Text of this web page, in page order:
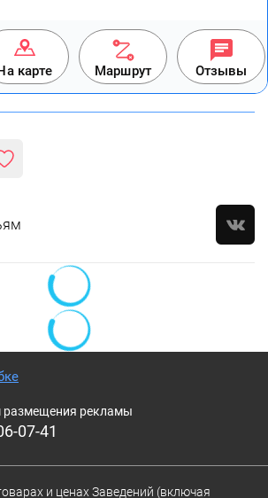
карте Маршрут Отзывы
размещения рекламы
07-41
и ценах Заведений (включая